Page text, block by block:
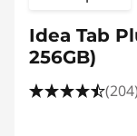
Idea Tab
256GB)
(204)